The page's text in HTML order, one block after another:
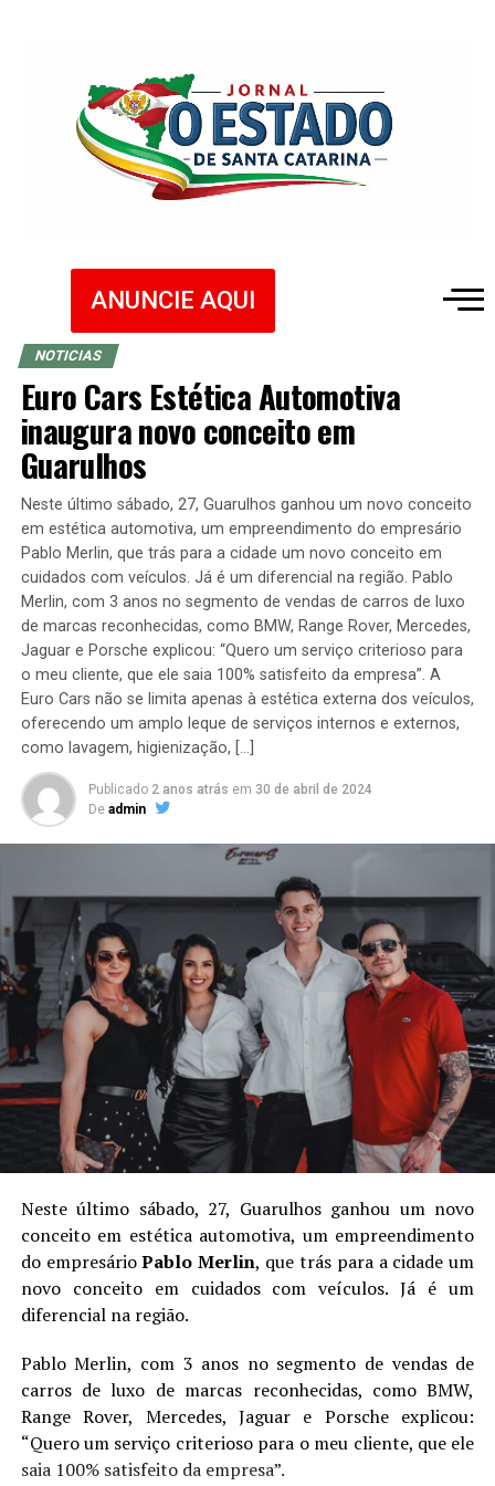
ANUNCIE AQUI
NOTICIAS
Euro Cars Estética Automotiva
inaugura novo conceito em
Guarulhos
Neste último sábado, 27, Guarulhos ganhou um novo conceito
em estética automotiva, um empreendimento do empresário
Pablo Merlin, que trás para a cidade um novo conceito em
cuidados com veículos. Já é um diferencial na região. Pablo
Merlin, com 3 anos no segmento de vendas de carros de luxo
de marcas reconhecidas, como BMW, Range Rover, Mercedes,
Jaguar e Porsche explicou: “Quero um serviço criterioso para
o meu cliente, que ele saia 100% satisfeito da empresa”. A
Euro Cars não se limita apenas à estética externa dos veículos,
oferecendo um amplo leque de serviços internos e externos,
como lavagem, higienização, […]
Publicado 2 anos atrás em 30 de abril de 2024
De admin
Neste último sábado, 27, Guarulhos ganhou um novo
conceito em estética automotiva, um empreendimento
do empresárioPablo Merlin, que trás para a cidade um
novo conceito em cuidados com veículos. Já é um
diferencial na região.
Pablo Merlin, com 3 anos no segmento de vendas de
carros de luxo de marcas reconhecidas, como BMW,
Range Rover, Mercedes, Jaguar e Porsche explicou:
“Quero um serviço criterioso para o meu cliente, que ele
saia 100% satisfeito da empresa”.